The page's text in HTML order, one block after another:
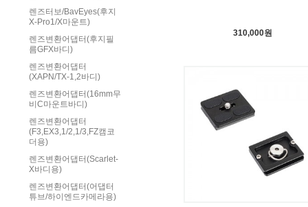
렌즈터보/BavEyes(후지
X-Pro1/X마운트)
렌즈변환어댑터(후지필
름GFX바디)
렌즈변환어댑터
(XAPN/TX-1,2바디)
렌즈변환어댑터(16mm무
비C마운트바디)
렌즈변환어댑터
(F3,EX3,1/2,1/3,FZ캠코
더용)
렌즈변환어댑터(Scarlet-
X바디용)
렌즈변환어댑터(어댑터
튜브/하이엔드카메라용)
310,000원